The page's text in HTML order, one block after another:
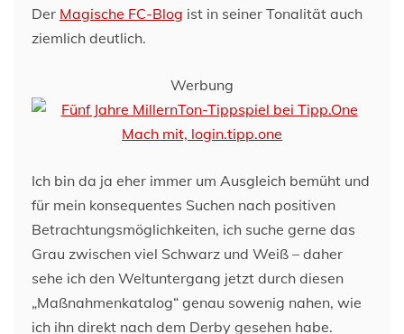
Der Magische FC-Blog ist in seiner Tonalität auch
ziemlich deutlich.
Werbung
Ich bin da ja eher immer um Ausgleich bemüht und
für mein konsequentes Suchen nach positiven
Betrachtungsmöglichkeiten, ich suche gerne das
Grau zwischen viel Schwarz und Weiß – daher
sehe ich den Weltuntergang jetzt durch diesen
„Maßnahmenkatalog“ genau sowenig nahen, wie
ich ihn direkt nach dem Derby gesehen habe.